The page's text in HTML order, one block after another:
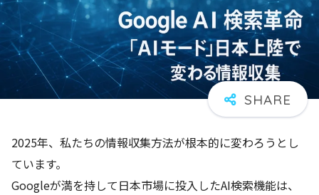
2025年、私たちの情報収集方法が根本的に変わろうとし
ています。
Googleが満を持して日本市場に投入したAI検索機能は、